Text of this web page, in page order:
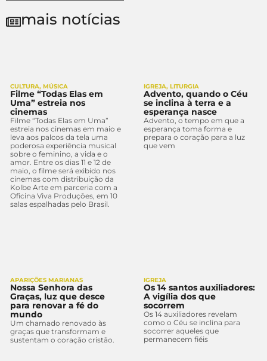
mais notícias
CULTURA, MÚSICA
Filme “Todas Elas em
Uma” estreia nos
cinemas
Filme “Todas Elas em Uma”
estreia nos cinemas em maio e
leva aos palcos da tela uma
poderosa experiência musical
sobre o feminino, a vida e o
amor. Entre os dias 11 e 12 de
maio, o filme será exibido nos
cinemas com distribuição da
Kolbe Arte em parceria com a
Oficina Viva Produções, em 10
salas espalhadas pelo Brasil.
IGREJA, LITURGIA
Advento, quando o Céu
se inclina à terra e a
esperança nasce
Advento, o tempo em que a
esperança toma forma e
prepara o coração para a luz
que vem
APARIÇÕES MARIANAS
Nossa Senhora das
Graças, luz que desce
para renovar a fé do
mundo
Um chamado renovado às
graças que transformam e
sustentam o coração cristão.
IGREJA
Os 14 santos auxiliadores:
A vigília dos que
socorrem
Os 14 auxiliadores revelam
como o Céu se inclina para
socorrer aqueles que
permanecem fiéis